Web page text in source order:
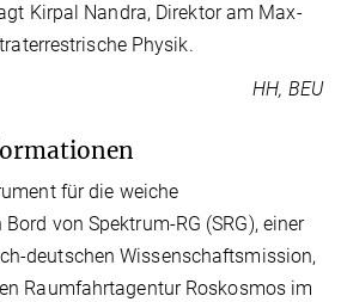
Kirpal Nandra, Direktor am Max-
Physik.
HH, BEU
für die weiche
von Spektrum-RG (SRG), einer
deutschen Wissenschaftsmission,
Raumfahrtagentur Roskosmos im